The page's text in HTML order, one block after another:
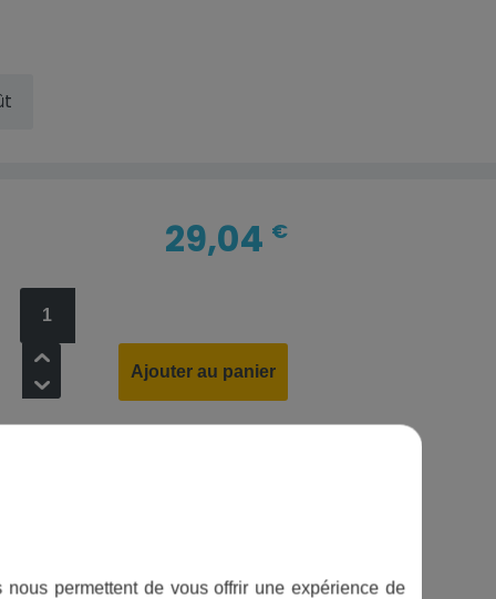
29,04 €
Ajouter au panier
permettent de vous offrir une expérience de